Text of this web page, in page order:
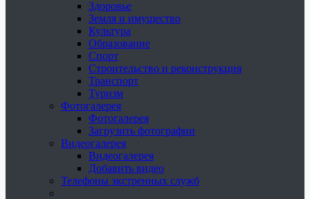
Здоровье
Земля и имущество
Культура
Образование
Спорт
Строительство и реконструкция
Транспорт
Туризм
Фотогалерея
Фотогалерея
Загрузить фотографии
Видеогалерея
Видеогалерея
Добавить видео
Телефоны экстренных служб